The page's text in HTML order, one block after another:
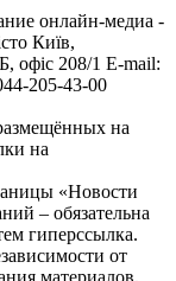
онлайн-медиа -
Київ,
208/1 E-mail:
205-43-00
на
на
«Новости
– обязательна
гиперссылка.
от